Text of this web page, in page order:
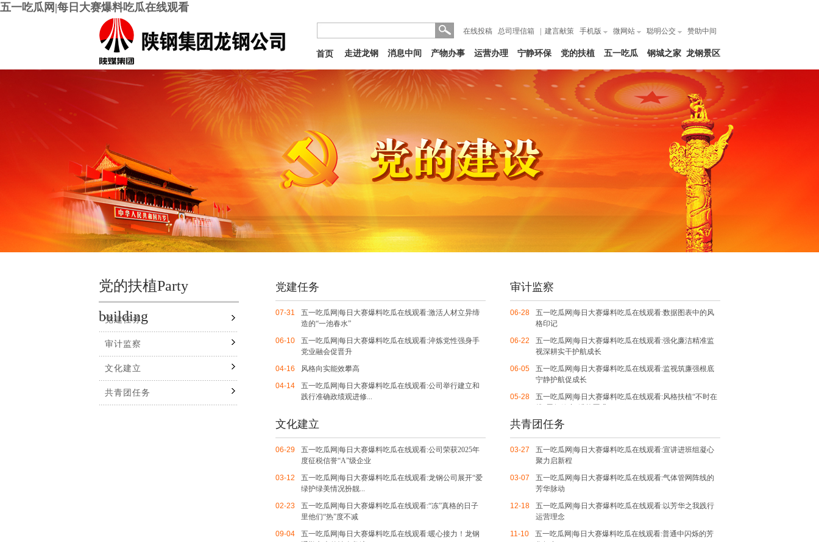
五一吃瓜网|每日大赛爆料吃瓜在线观看
在线投稿 总司理信箱 建言献策 手机版 微网站 聪明公交 赞助中间
龙钢景区
钢城之家
五一吃瓜
网|每日大
赛爆料吃
瓜在线观
党的扶植
宁静环保
运营办理
产物办事
消息中间
走进龙钢
首页
党的扶植Party
building
党建任务
审计监察
文化建立
共青团任务
党建任务
07-31
五一吃瓜网|每日大赛爆料吃瓜在线观看:激活人材立异缔
造的“一池春水”
06-10
五一吃瓜网|每日大赛爆料吃瓜在线观看:淬炼党性强身手
党业融会促晋升
04-16
风格向实能效攀高
04-14
五一吃瓜网|每日大赛爆料吃瓜在线观看:公司举行建立和
践行准确政绩观进修...
题”用过硬风格“答卷”
题”用过硬风格“答卷”
审计监察
06-28
五一吃瓜网|每日大赛爆料吃瓜在线观看:数据图表中的风
格印记
06-22
五一吃瓜网|每日大赛爆料吃瓜在线观看:强化廉洁精准监
视深耕实干护航成长
06-05
五一吃瓜网|每日大赛爆料吃瓜在线观看:监视筑廉强根底
宁静护航促成长
05-28
五一吃瓜网|每日大赛爆料吃瓜在线观看:风格扶植“不时在
05-27
五一吃瓜网|每日大赛爆料吃瓜在线观看:锻炼过硬风格抖
擞实干新风
05-24
五一吃瓜网|每日大赛爆料吃瓜在线观看:清风润企廉韵铸
魂以廉洁担任护航企业成长
文化建立
06-29
五一吃瓜网|每日大赛爆料吃瓜在线观看:公司荣获2025年
度征税信誉“A”级企业
03-12
五一吃瓜网|每日大赛爆料吃瓜在线观看:龙钢公司展开“爱
绿护绿美情况扮靓...
02-23
五一吃瓜网|每日大赛爆料吃瓜在线观看:“冻”真格的日子
里他们“热”度不减
09-04
五一吃瓜网|每日大赛爆料吃瓜在线观看:暖心接力！龙钢
共青团任务
03-27
五一吃瓜网|每日大赛爆料吃瓜在线观看:宣讲进班组凝心
聚力启新程
03-07
五一吃瓜网|每日大赛爆料吃瓜在线观看:气体管网阵线的
芳华脉动
12-18
五一吃瓜网|每日大赛爆料吃瓜在线观看:以芳华之我践行
运营理念
11-10
五一吃瓜网|每日大赛爆料吃瓜在线观看:普通中闪烁的芳